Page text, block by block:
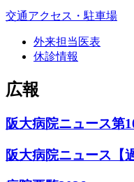
交通アクセス・駐車場
外来担当医表
休診情報
広報
阪大病院ニュース第
阪大病院ニュース【